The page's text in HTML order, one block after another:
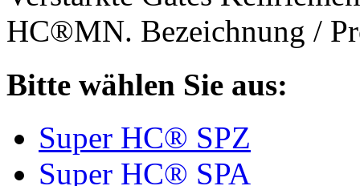
HC®MN. Bezeichnung /
Bitte wählen Sie aus:
Super HC® SPZ
Super HC® SPA